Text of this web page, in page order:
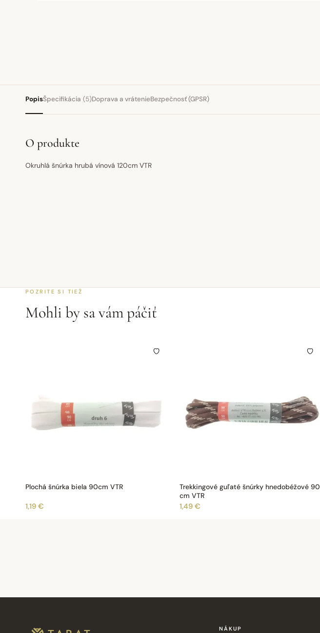
PopisŠpecifikácia (5)Doprava a vrátenieBezpečnosť (GPSR)
O produkte
Okruhlá šnúrka hrubá vínová 120cm VTR
POZRITE SI TIEŽ
Mohli by sa vám páčiť
Plochá šnúrka biela 90cm VTR
1,19 €
Trekkingové guľaté šnúrky hnedobéžové 90
cm VTR
1,49 €
NÁKUP